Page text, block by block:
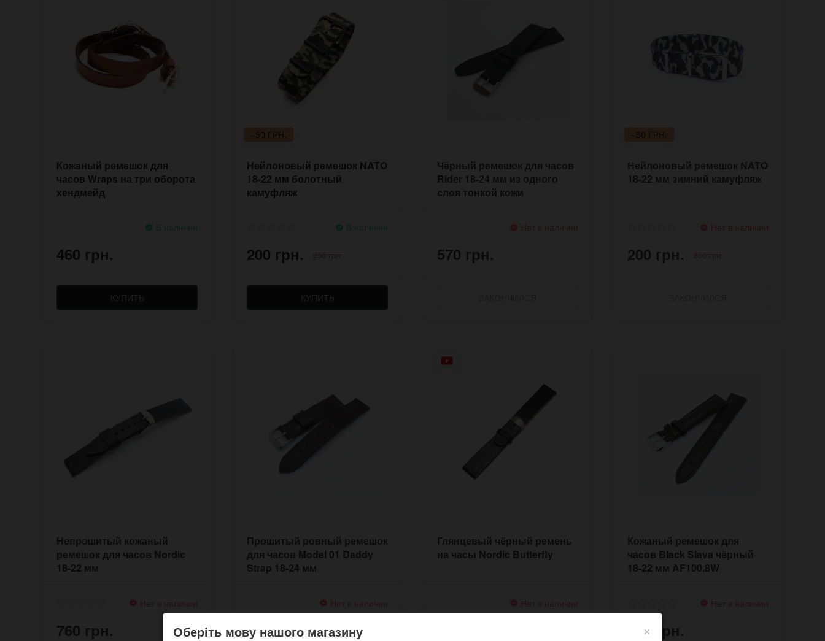
Кожаный ремешок для
часов Wraps на три оборота
хендмейд
В наличии
460 грн.
КУПИТЬ
–50 ГРН.
Нейлоновый ремешок NATO
18-22 мм болотный
камуфляж
В наличии
200 грн. 250 грн.
КУПИТЬ
Чёрный ремешок для часов
Rider 18-24 мм из одного
слоя тонкой кожи
570 грн.
–50 ГРН.
Нейлоновый ремешок NATO
18-22 мм зимний камуфляж
200 грн.
Непрошитый кожаный
ремешок для часов Nordic
18-22 мм
760 грн.
Прошитый ровный ремешок
для часов Model 01 Daddy
Strap 18-24 мм
990 грн.
Глянцевый чёрный ремень
на часы Nordic Butterfly
Кожаный ремешок для
часов Black Slava чёрный
18-22 мм AF100.8W
360 грн.
×
Оберіть мову нашого магазину